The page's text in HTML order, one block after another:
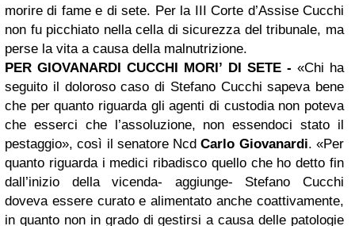
morire di fame e di sete. Per la III Corte d’Assise Cucchi
non fu picchiato nella cella di sicurezza del tribunale, ma
perse la vita a causa della malnutrizione.
PER GIOVANARDI CUCCHI MORI’ DI SETE - «Chi ha
seguito il doloroso caso di Stefano Cucchi sapeva bene
che per quanto riguarda gli agenti di custodia non poteva
che esserci che l’assoluzione, non essendoci stato il
pestaggio», così il senatore NcdCarlo Giovanardi. «Per
quanto riguarda i medici ribadisco quello che ho detto fin
dall’inizio della vicenda- aggiunge- Stefano Cucchi
doveva essere curato e alimentato anche coattivamente,
in quanto non in grado di gestirsi a causa delle patologie